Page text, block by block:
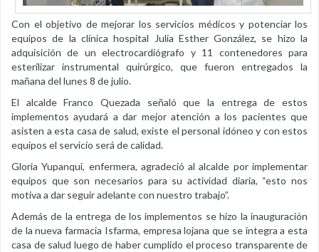
Con el objetivo de mejorar los servicios médicos y potenciar los
equipos de la clínica hospital Julia Esther González, se hizo la
adquisición de un electrocardiógrafo y 11 contenedores para
esterilizar instrumental quirúrgico, que fueron entregados la
mañana del lunes 8 de julio.
El alcalde Franco Quezada señaló que la entrega de estos
implementos ayudará a dar mejor atención a los pacientes que
asisten a esta casa de salud, existe el personal idóneo y con estos
equipos el servicio será de calidad.
Gloria Yupanqui, enfermera, agradeció al alcalde por implementar
equipos que son necesarios para su actividad diaria, “esto nos
motiva a dar seguir adelante con nuestro trabajo”.
Además de la entrega de los implementos se hizo la inauguración
de la nueva farmacia Isfarma, empresa lojana que se integra a esta
casa de salud luego de haber cumplido el proceso transparente de